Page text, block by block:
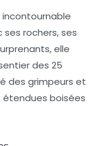
rochers, ses
elle
des 25
des grimpeurs et
étendues boisées